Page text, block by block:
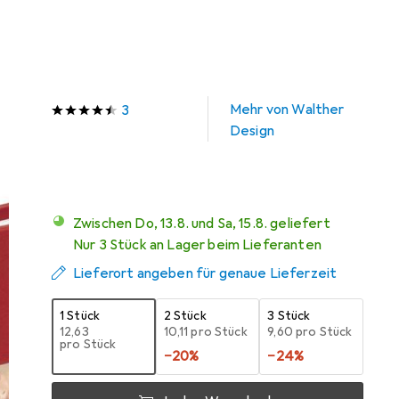
3
Mehr von Walther
Design
Zwischen Do, 13.8. und Sa, 15.8. geliefert
Nur 3 Stück an Lager beim Lieferanten
Lieferort angeben für genaue Lieferzeit
1 Stück
EUR
12,63
pro Stück
2 Stück
EUR
10,11 pro Stück
−20%
3 Stück
EUR
9,60 pro Stück
−24%